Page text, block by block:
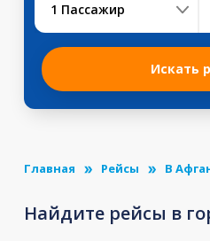
1 Пассажир
Искать
Главная Рейсы В
Найдите рейсы в